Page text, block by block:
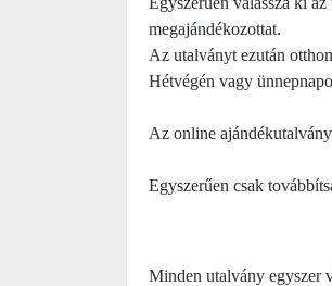
megajándékozottat.
Az utalványt ezután
Hétvégén vagy
Az online
Egyszerűen csak
Minden utalvány egyszer